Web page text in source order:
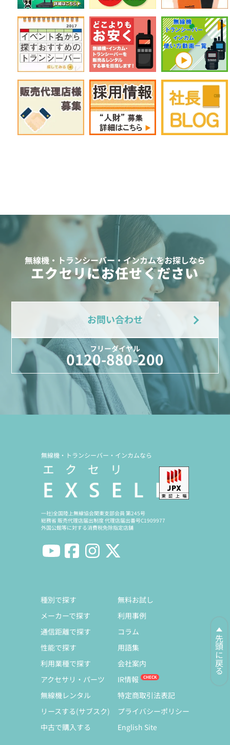
無線機・トランシーバー・インカムをお探しなら
エクセリにお任せください
お問い合わせ
フリーダイヤル
0120-880-200
先頭に戻る
無線機・トランシーバー・インカムなら
一社)全国陸上無線協会関東支部会員 第245号
総務省 販売代理店届出制度 代理店届出番号C1909977
外国公館等に対する消費税免除指定店舗
種別で探す
メーカーで探す
通信距離で探す
性能で探す
利用業種で探す
アクセサリ・パーツ
無線機レンタル
リースする(サブスク)
中古で購入する
無料お試し
利用事例
コラム
用語集
会社案内
IR情報
特定商取引法表記
プライバシーポリシー
English Site